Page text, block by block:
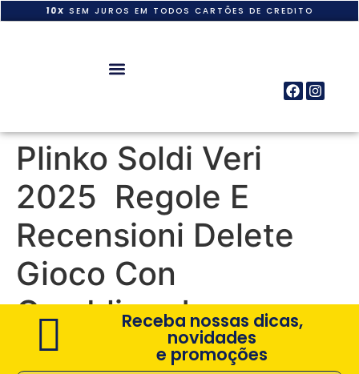
10X SEM JUROS EM TODOS CARTÕES DE CREDITO
Plinko Soldi Veri
2025 ️ Regole E
Recensioni Delete
Gioco Con
GamblizardReceba nossas dicas,
novidades
e promoções